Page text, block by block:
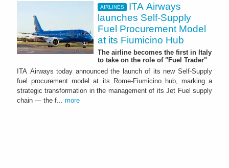
AIRLINES
ITA Airways
launches Self-Supply
Fuel Procurement Model
at its Fiumicino Hub
The airline becomes the first in Italy
to take on the role of "Fuel Trader"
ITA Airways today announced the launch of its new Self-Supply
fuel procurement model at its Rome-Fiumicino hub, marking a
strategic transformation in the management of its Jet Fuel supply
chain — the f... more